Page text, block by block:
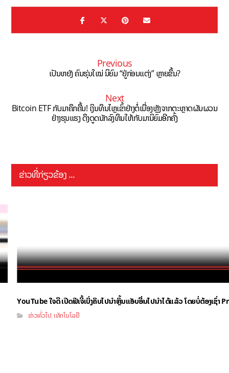
Previous
ເປັນຫຍັງ ຄົນຮຸ່ນໃໝ່ ນິຍົມ “ຢູ່ກ່ອນແຕ່ງ” ຫຼາຍຂຶ້ນ?
Next
Bitcoin ETF ກັບມາຄຶກຄື້ນ! ເງິນທຶນໄຫຼເຂົ້າຢ່າງຕໍ່ເນື່ອງຫຼັງຈາກຕະຫຼາດຜັນຜວນ
ຢ່າງຮຸນແຮງ ດຶງດູດນັກລົງທຶນໃຫ້ກັບມານິຍົມອີກຄັ້ງ
ຂ່າວທີ່ກ່ຽວຂ້ອງ ...
YouTube ໃຈດີ ເປີດຟີເຈີ້ເບິ່ງຄິບໄປນຳຫຼິ້ນແອັບອື່ນໄປນຳໄດ້ແລ້ວ ໂດຍບໍ່ຕ້ອງເຊົ່າ
ຂ່າວທົ່ວໄປ,ເທັກໂນໂລຢີ